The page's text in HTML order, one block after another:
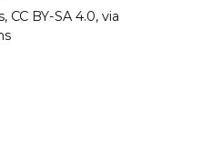
BY-SA 4.0, via